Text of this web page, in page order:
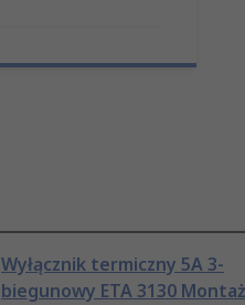
Wyłącznik termiczny 5A 3-
biegunowy ETA 3130 Montaż